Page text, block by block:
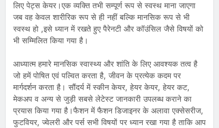
लिए पेट्स केयर।एक व्यक्ति तभी सम्पूर्ण रूप से स्वस्थ माना जाएगा
जब वह केवल शारीरिक रूप से ही नहीं बल्कि मानसिक रूप से भी
स्वस्थ हो ,इसे ध्यान में रखते हुए पैरेनटी और कॉउंसिल जैसे विषयों को
भी सम्मिलित किया गया है।
आध्यात्म हमारे मानसिक स्वास्थ्य और शांति के लिए आवश्यक तत्व है
जो हमें पोषित एवं पल्वित करता है, जीवन के प्रत्येक कदम पर
मार्गदर्शन करता है। सौंदर्य में स्कीन केयर, हेयर केयर, हेयर कट,
मेकअप व अन्य से जुड़ी सबसे लेटेस्ट जानकारी उपलब्ध कराने का
प्रयास किया गया है।फैशन में फैशन डिजाइनर के अलावा एक्सेसरीज,
फुटवियर, ज्वेलरी और पर्स सभी विषयों पर ध्यान रखा गया है ताकि आप